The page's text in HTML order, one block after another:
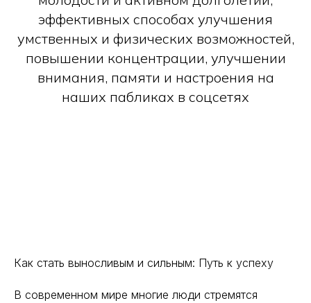
эффективных способах улучшения
умственных и физических возможностей,
повышении концентрации, улучшении
внимания, памяти и настроения на
наших пабликах в соцсетях
Как стать выносливым и сильным: Путь к успеху
В современном мире многие люди стремятся